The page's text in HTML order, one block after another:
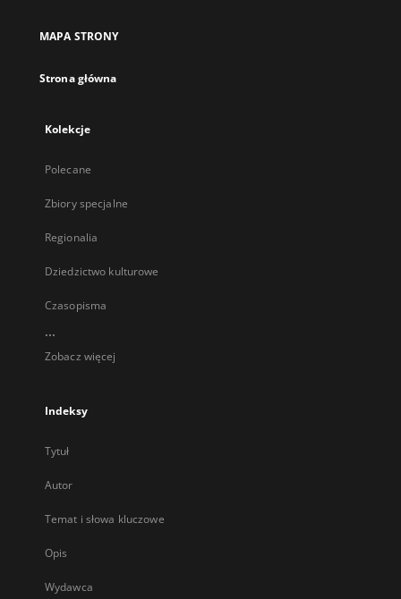
MAPA STRONY
Strona główna
Kolekcje
Polecane
Zbiory specjalne
Regionalia
Dziedzictwo kulturowe
Czasopisma
...
Zobacz więcej
Indeksy
Tytuł
Autor
Temat i słowa kluczowe
Opis
Wydawca